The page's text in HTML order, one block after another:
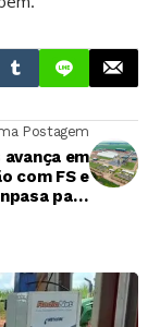
Postagem
em
com FS e
para